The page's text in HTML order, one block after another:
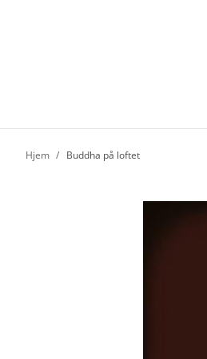
Hjem Buddha på loftet